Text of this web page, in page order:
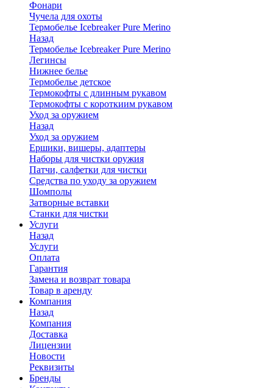
Фонари
Чучела для охоты
Термобелье Icebreaker Pure Merino
Назад
Термобелье Icebreaker Pure Merino
Легинсы
Нижнее белье
Термобелье детское
Термокофты с длинным рукавом
Термокофты с короткиим рукавом
Уход за оружием
Назад
Уход за оружием
Ершики, вишеры, адаптеры
Наборы для чистки оружия
Патчи, салфетки для чистки
Средства по уходу за оружием
Шомполы
Затворные вставки
Станки для чистки
Услуги
Назад
Услуги
Оплата
Гарантия
Замена и возврат товара
Товар в аренду
Компания
Назад
Компания
Доставка
Лицензии
Новости
Реквизиты
Бренды